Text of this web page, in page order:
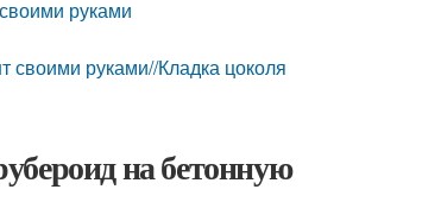
руками
своими руками//Кладка цоколя
на бетонную